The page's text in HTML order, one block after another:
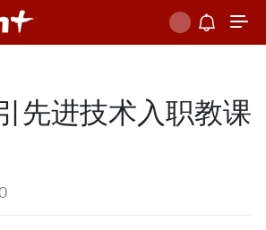
先进技术入职教课